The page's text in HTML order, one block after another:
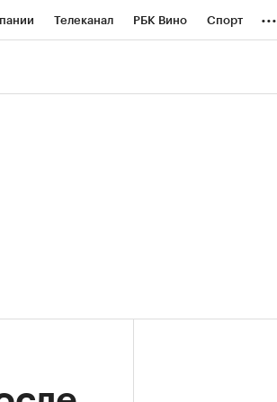
Телеканал РБК Вино Спорт ...